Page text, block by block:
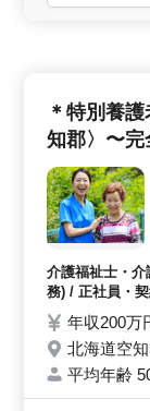
ランの経験を
ていただきま
す。まだま
全管理、品質
清掃や若手指
プロジェク
建築施工管理
業務経験が6
万円〜600万
日制で、休日
＊特別養
知郡〉〜
介護福祉士・
務) / 正社員・
年収200
北海道空
平均年齢